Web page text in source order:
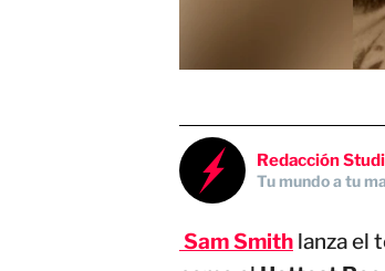
Redacción
Tu mundo a tu
Sam Smith lanza el